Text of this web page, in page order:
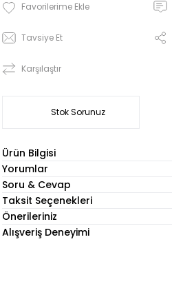
Tavsiye Et
Karşılaştır
Stok Sorunuz
Ürün Bilgisi
Yorumlar
Soru & Cevap
Taksit Seçenekleri
Önerileriniz
Alışveriş Deneyimi